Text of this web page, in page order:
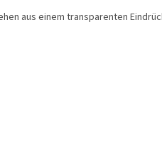
aus einem transparenten